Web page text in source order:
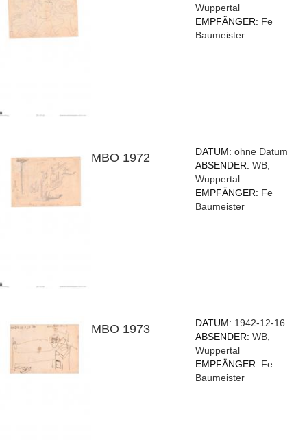
Wuppertal
EMPFÄNGER: Fe
Baumeister
MBO 1972 DATUM:ohne Datum
ABSENDER:WB,
Wuppertal
EMPFÄNGER: Fe
Baumeister
MBO 1973 DATUM: 1942-12-16
ABSENDER:WB,
Wuppertal
EMPFÄNGER: Fe
Baumeister